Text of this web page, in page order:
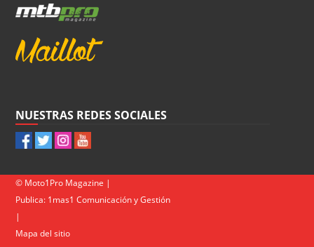
NUESTRAS REDES SOCIALES
© Moto1Pro Magazine |
Publica: 1mas1 Comunicación y Gestión
|
Mapa del sitio